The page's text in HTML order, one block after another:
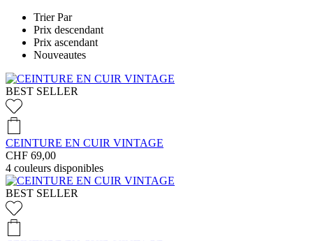
Trier Par
Prix descendant
Prix ascendant
Nouveautes
BEST SELLER
CEINTURE EN CUIR VINTAGE
CHF 69,00
4 couleurs disponibles
BEST SELLER